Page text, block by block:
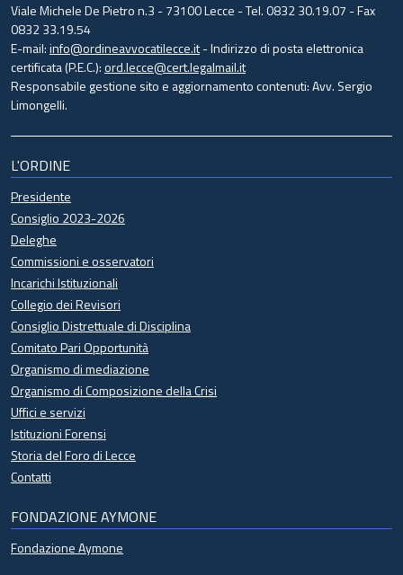
Viale Michele De Pietro n.3 - 73100 Lecce - Tel. 0832 30.19.07 - Fax
0832 33.19.54
E-mail:info@ordineavvocatilecce.it- Indirizzo di posta elettronica
certificata (P.E.C.):ord.lecce@cert.legalmail.it
Responsabile gestione sito e aggiornamento contenuti: Avv. Sergio
Limongelli.
L'ORDINE
Presidente
Consiglio 2023-2026
Deleghe
Commissioni e osservatori
Incarichi Istituzionali
Collegio dei Revisori
Consiglio Distrettuale di Disciplina
Comitato Pari Opportunità
Organismo di mediazione
Organismo di Composizione della Crisi
Uffici e servizi
Istituzioni Forensi
Storia del Foro di Lecce
Contatti
FONDAZIONE AYMONE
Fondazione Aymone